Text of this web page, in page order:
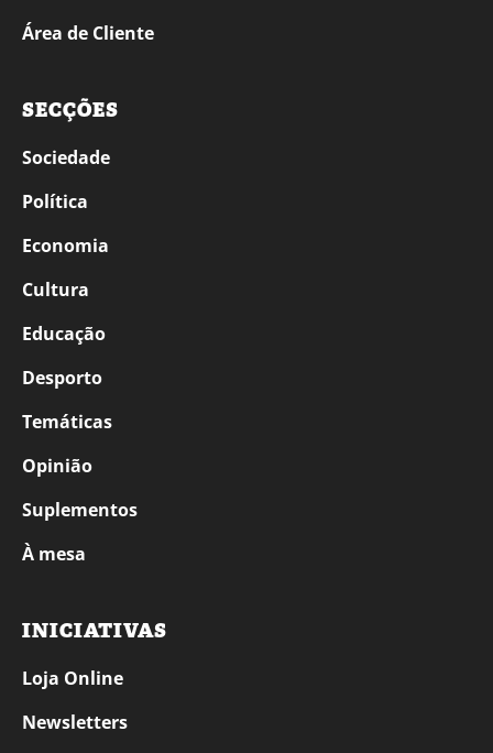
Área de Cliente
SECÇÕES
Sociedade
Política
Economia
Cultura
Educação
Desporto
Temáticas
Opinião
Suplementos
À mesa
INICIATIVAS
Loja Online
Newsletters